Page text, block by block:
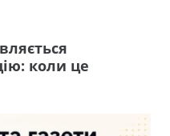
коли це